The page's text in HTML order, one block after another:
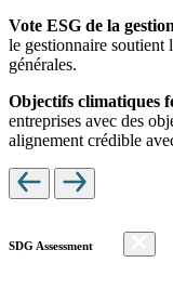
Vote ESG de la gestion
le gestionnaire soutient
générales.
Objectifs climatiques
entreprises avec des
alignement crédible
SDG Assessment